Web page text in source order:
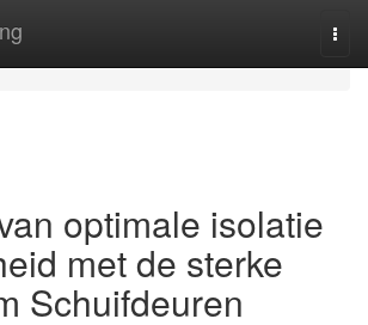
optimale isolatie
met de sterke
Schuifdeuren